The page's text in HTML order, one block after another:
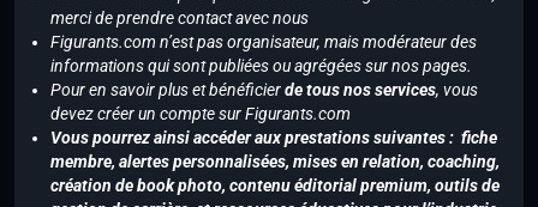
merci de prendre contact avec nous
Figurants.com n’est pas organisateur, mais modérateur des
informations qui sont publiées ou agrégées sur nos pages.
Pour en savoir plus et bénéficierde tous nos services, vous
devez créer un compte sur Figurants.com
Vous pourrez ainsi accéder aux prestations suivantes : fiche
membre, alertes personnalisées, mises en relation, coaching,
création de book photo, contenu éditorial premium, outils de